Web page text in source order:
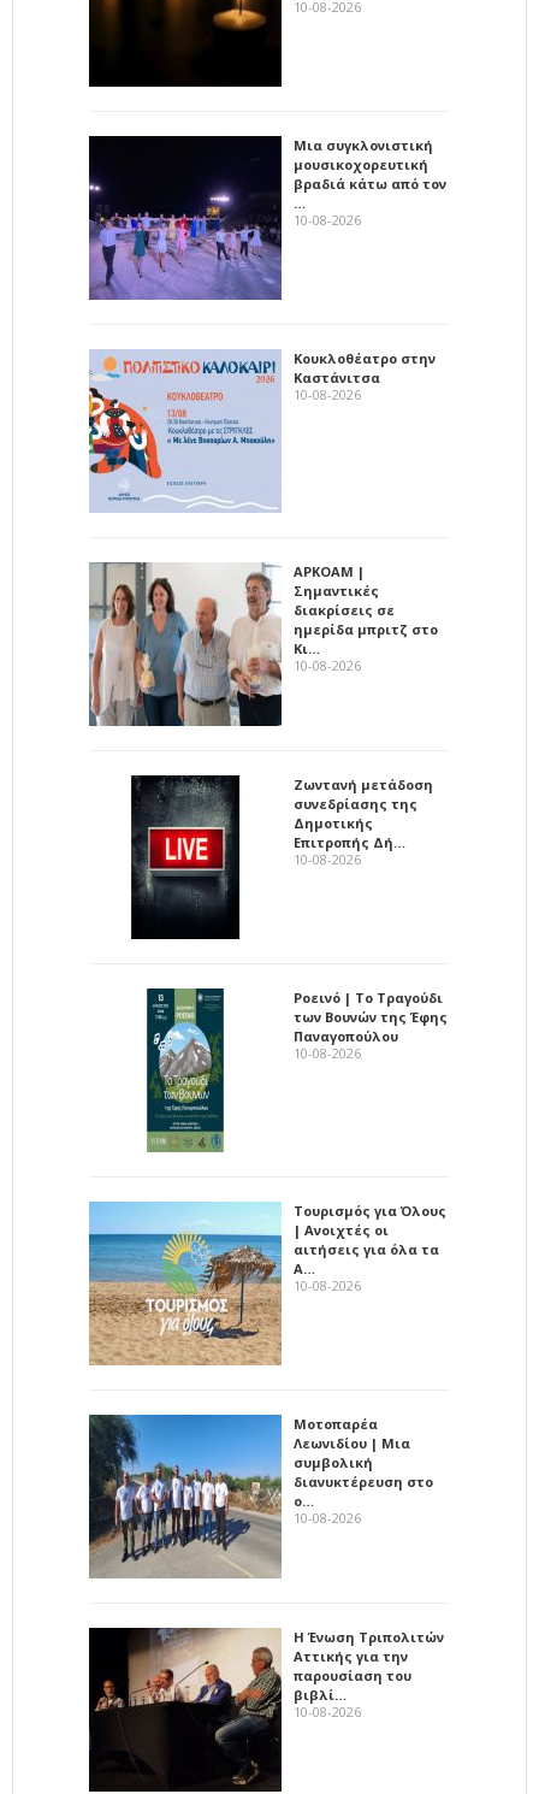
10-08-2026
Μια συγκλονιστική
μουσικοχορευτική
βραδιά κάτω από τον
…
10-08-2026
Κουκλοθέατρο στην
Καστάνιτσα
10-08-2026
ΑΡΚΟΑΜ |
Σημαντικές
διακρίσεις σε
ημερίδα μπριτζ στο
Κι…
10-08-2026
Ζωντανή μετάδοση
συνεδρίασης της
Δημοτικής
Επιτροπής Δή…
10-08-2026
Ροεινό | Το Τραγούδι
των Βουνών της Έφης
Παναγοπούλου
10-08-2026
Τουρισμός για Όλους
| Ανοιχτές οι
αιτήσεις για όλα τα
Α…
10-08-2026
Μοτοπαρέα
Λεωνιδίου | Μια
συμβολική
διανυκτέρευση στο
ο…
10-08-2026
Η Ένωση Τριπολιτών
Αττικής για την
παρουσίαση του
βιβλί…
10-08-2026